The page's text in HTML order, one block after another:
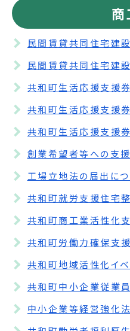
商
民間賃貸共同住宅建
創業希望者等への支
工場立地法の届出につ
共和町就労支援住宅
共和町商工業活性化
共和町労働力確保支
共和町地域活性化イ
共和町中小企業従業